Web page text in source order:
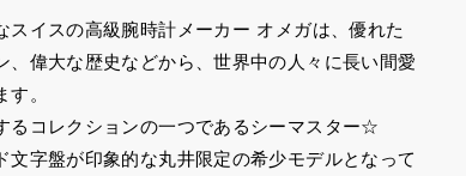
スイスの高級腕時計メーカー オメガは、優れた
、偉大な歴史などから、世界中の人々に長い間愛
。
るコレクションの一つであるシーマスター☆
文字盤が印象的な丸井限定の希少モデルとなって